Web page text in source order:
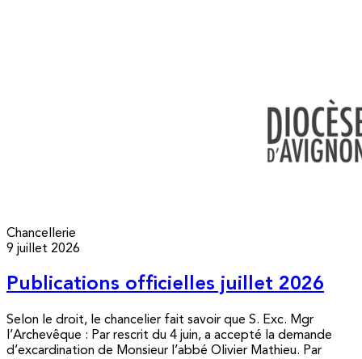
Chancellerie
9 juillet 2026
Publications officielles juillet 2026
Selon le droit, le chancelier fait savoir que S. Exc. Mgr
l’Archevêque : Par rescrit du 4 juin, a accepté la demande
d’excardination de Monsieur l’abbé Olivier Mathieu. Par